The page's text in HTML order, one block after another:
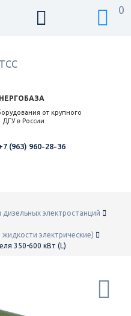
от крупного
в России
0
(963) 960-28-36
электростанций
электрические)
350-600 кВт (L)